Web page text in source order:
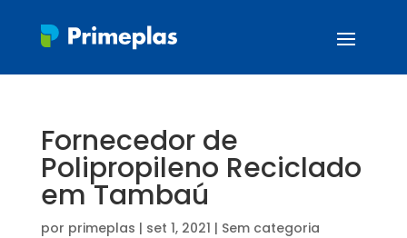
Fornecedor de
Polipropileno Reciclado
em Tambaú
por primeplas | set 1, 2021 | Sem categoria